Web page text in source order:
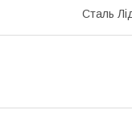
Сталь